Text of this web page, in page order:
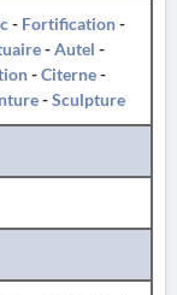
- Fortification-
-Autel -
-Citerne-
-Sculpture